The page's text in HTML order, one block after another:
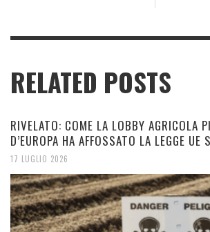
RELATED POSTS
RIVELATO: COME LA LOBBY AGRICOLA
D’EUROPA HA AFFOSSATO LA LEGGE
17 LUGLIO 2026